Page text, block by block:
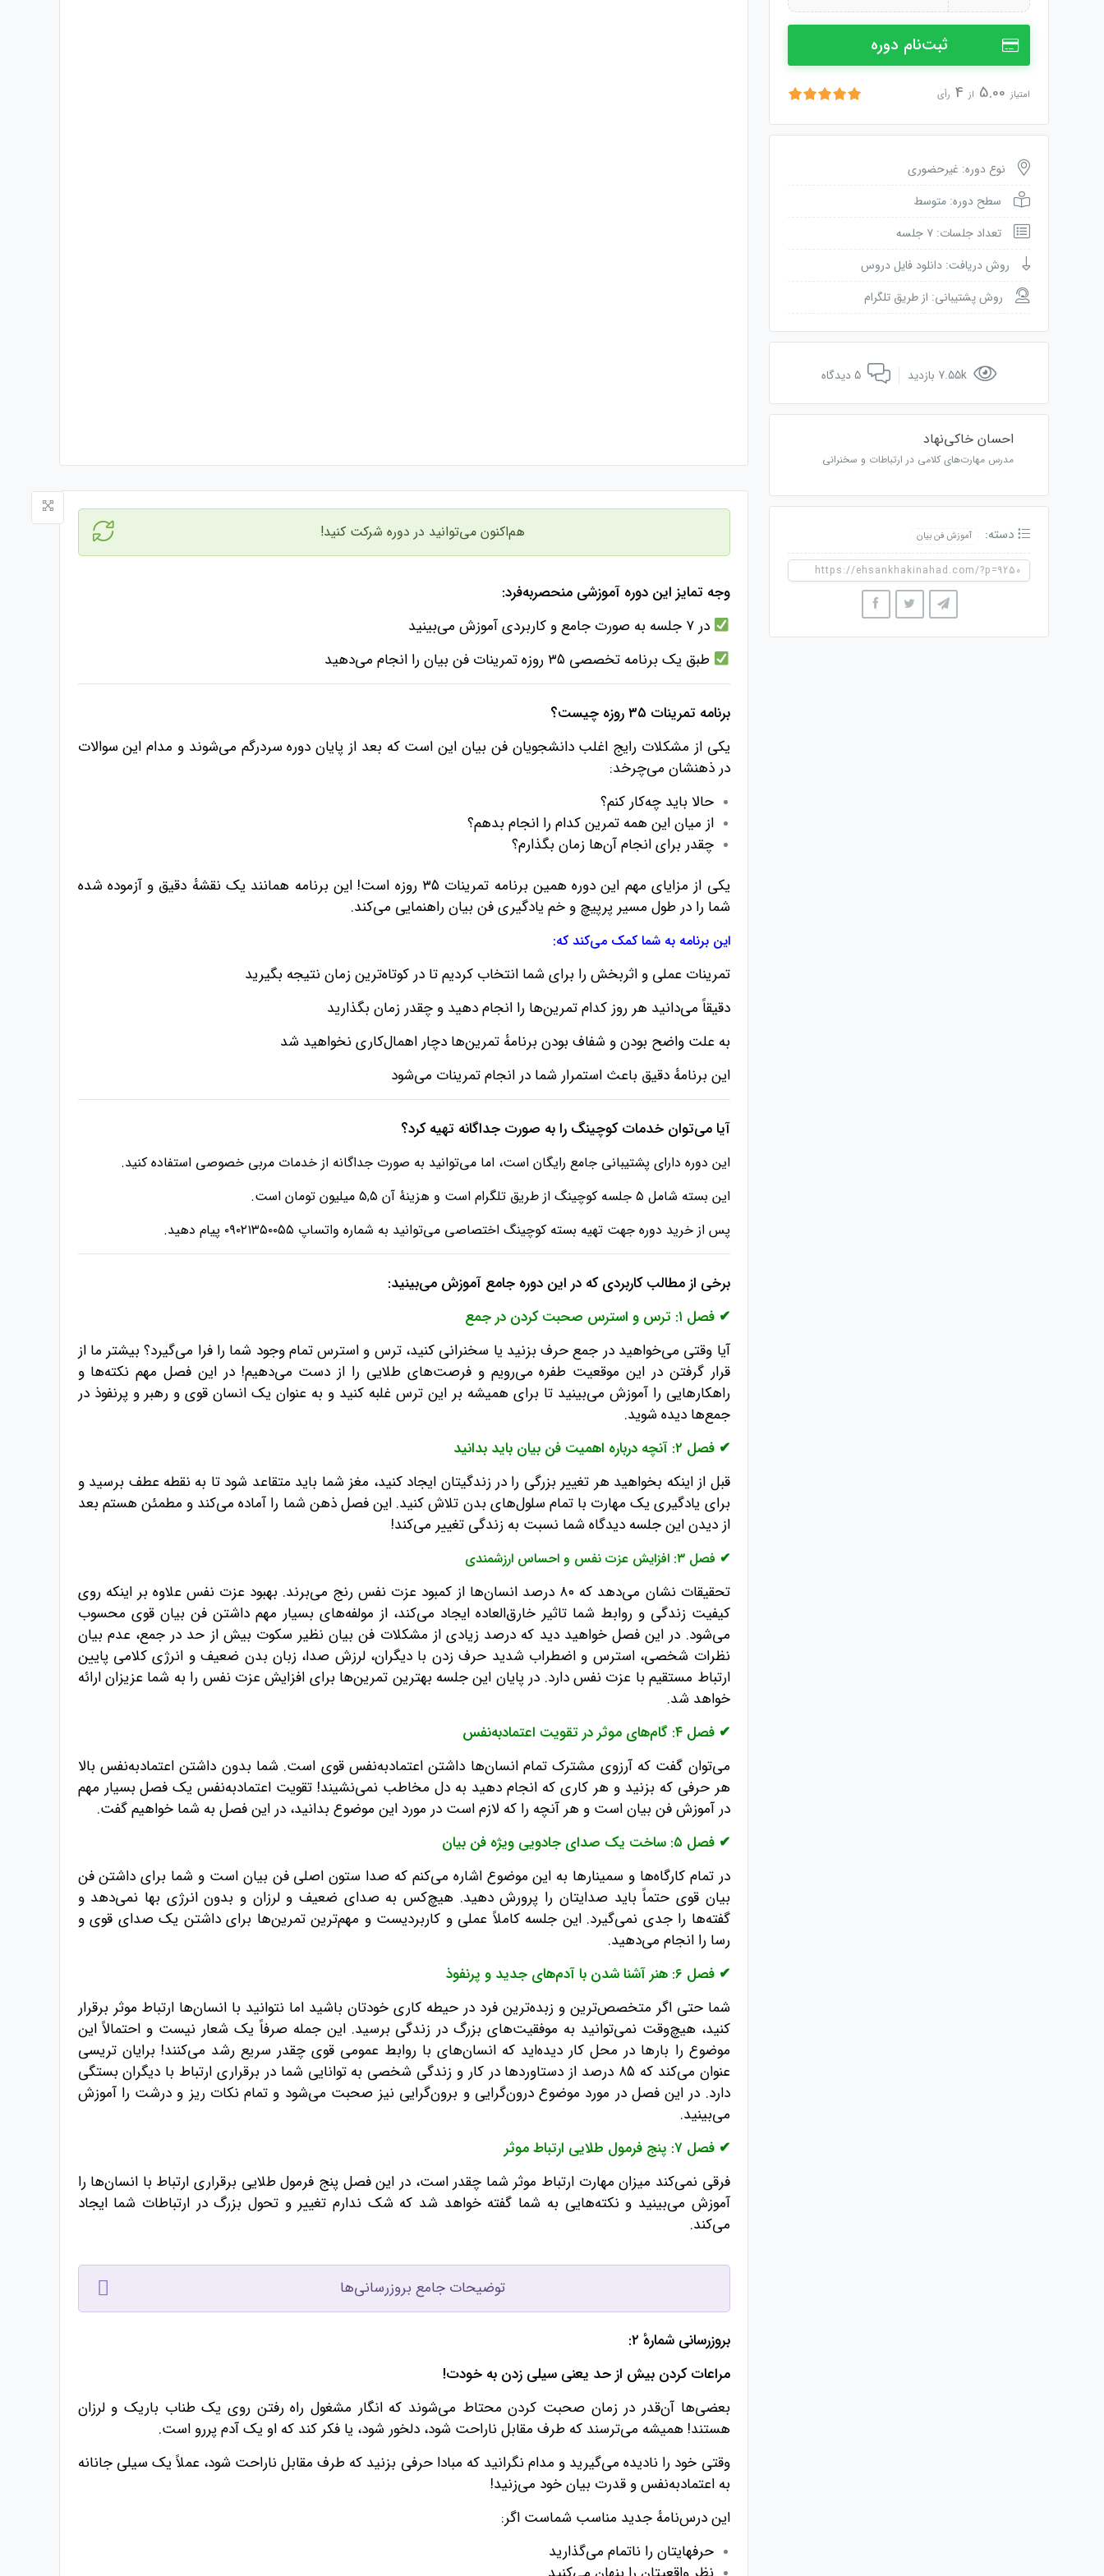
هم‌اکنون می‌توانید در دوره شرکت کنید!
وجه تمایز این دوره آموزشی منحصربه‌فرد:
در ۷ جلسه به صورت جامع و کاربردی آموزش می‌بینید
طبق یک برنامه تخصصی ۳۵ روزه تمرینات فن بیان را انجام می‌دهید
برنامه تمرینات ۳۵ روزه چیست؟
یکی از مشکلات رایج اغلب دانشجویان فن بیان این است که بعد از پایان دوره سردرگم می‌شوند و مدام این سوالات
در ذهنشان می‌چرخد:
حالا باید چه‌کار کنم؟
از میان این همه تمرین کدام را انجام بدهم؟
چقدر برای انجام آن‌ها زمان بگذارم؟
یکی از مزایای مهم این دوره همین برنامه تمرینات ۳۵ روزه است! این برنامه همانند یک نقشهٔ دقیق و آزموده شده
شما را در طول مسیر پرپیچ‌ و خم یادگیری فن بیان راهنمایی می‌کند.
این برنامه به شما کمک می‌کند که:
تمرینات عملی و اثربخش را برای شما انتخاب کردیم تا در کوتاه‌ترین زمان نتیجه بگیرید
دقیقاً می‌دانید هر روز کدام تمرین‌ها را انجام دهید و چقدر زمان بگذارید
به علت واضح بودن و شفاف بودن برنامهٔ تمرین‌ها دچار اهمال‌کاری نخواهید شد
این برنامهٔ دقیق باعث استمرار شما در انجام تمرینات می‌شود
آیا می‌‌توان خدمات کوچینگ را به صورت جداگانه تهیه کرد؟
این دوره دارای پشتیبانی جامع رایگان است، اما می‌توانید به صورت جداگانه از خدمات مربی خصوصی استفاده کنید.
این بسته شامل ۵ جلسه کوچینگ از طریق تلگرام است و هزینهٔ آن ۵,۵ میلیون تومان است.
پس از خرید دوره جهت تهیه بسته کوچینگ اختصاصی می‌توانید به شماره واتساپ ۰۹۰۲۱۳۵۰۰۵۵ پیام دهید.
برخی از مطالب کاربردی که در این دوره جامع آموزش می‌بینید:
✔ فصل ۱: ترس و استرس صحبت کردن در جمع
آیا وقتی می‌‌خواهید در جمع حرف بزنید یا سخنرانی کنید، ترس و استرس تمام وجود شما را فرا می‌گیرد؟ بیشتر ما از
قرار گرفتن در این موقعیت طفره می‌رویم و فرصت‌های طلایی را از دست می‌دهیم! در این فصل مهم نکته‌ها و
راهکارهایی را آموزش می‌بینید تا برای همیشه بر این ترس غلبه کنید و به عنوان یک انسان قوی و رهبر و پرنفوذ در
جمع‌ها دیده شوید.
✔ فصل ۲: آنچه درباره اهمیت فن بیان باید بدانید
قبل از اینکه بخواهید هر تغییر بزرگی را در زندگیتان ایجاد کنید، مغز شما باید متقاعد شود تا به نقطه عطف برسید و
برای یادگیری یک مهارت با تمام سلول‌های بدن تلاش کنید. این فصل ذهن شما را آماده می‌کند و مطمئن هستم بعد
از دیدن این جلسه دیدگاه شما نسبت به زندگی تغییر می‌کند!
✔ فصل ۳: افزایش عزت نفس و احساس ارزشمندی
تحقیقات نشان می‌دهد که ۸۰ درصد انسان‌ها از کمبود عزت نفس رنج می‌برند. بهبود عزت نفس علاوه بر اینکه روی
کیفیت زندگی و روابط شما تاثیر خارق‌العاده ایجاد می‌کند، از مولفه‌های بسیار مهم داشتن فن بیان قوی محسوب
می‌شود. در این فصل خواهید دید که درصد زیادی از مشکلات فن بیان نظیر سکوت بیش از حد در جمع، عدم بیان
نظرات شخصی، استرس و اضطراب شدید حرف زدن با دیگران، لرزش صدا، زبان بدن ضعیف و انرژی کلامی پایین
ارتباط مستقیم با عزت نفس دارد. در پایان این جلسه بهترین تمرین‌‌ها برای افزایش عزت نفس را به شما عزیزان ارائه
خواهد شد.
✔ فصل ۴: گام‌های موثر در تقویت اعتماد‌به‌نفس
می‌توان گفت که آرزوی مشترک تمام انسان‌ها داشتن اعتمادبه‌نفس قوی است. شما بدون داشتن اعتمادبه‌نفس بالا
هر حرفی که بزنید و هر کاری که انجام دهید به دل مخاطب نمی‌نشیند! تقویت اعتمادبه‌نفس یک فصل بسیار مهم
در آموزش فن بیان است و هر آنچه را که لازم است در مورد این موضوع بدانید، در این فصل به شما خواهیم گفت.
✔ فصل ۵: ساخت یک صدای جادویی ویژه فن بیان
در تمام کارگاه‌ها و سمینارها به این موضوع اشاره می‌کنم که صدا ستون اصلی فن بیان است و شما برای داشتن فن
بیان قوی حتماً باید صدایتان را پرورش دهید. هیچ‌کس به صدای ضعیف و لرزان و بدون انرژی بها نمی‌دهد و
گفته‌ها را جدی نمی‌گیرد. این جلسه کاملاً عملی و کاربردیست و مهم‌ترین تمرین‌ها برای داشتن یک صدای قوی و
رسا را انجام می‌دهید.
✔ فصل ۶: هنر آشنا شدن با آدم‌های جدید و پرنفوذ
شما حتی اگر متخصص‌ترین و زبده‌ترین فرد در حیطه کاری خودتان باشید اما نتوانید با انسان‌ها ارتباط موثر برقرار
کنید، هیچ‌وقت نمی‌توانید به موفقیت‌های بزرگ در زندگی برسید. این جمله صرفاً یک شعار نیست و احتمالاً این
موضوع را بارها در محل کار دیده‌اید که انسان‌های با روابط عمومی قوی چقدر سریع رشد می‌کنند! برایان تریسی
عنوان می‌کند که ۸۵ درصد از دستاوردها در کار و زندگی شخصی به توانایی شما در برقراری ارتباط با دیگران بستگی
دارد. در این فصل در مورد موضوع درون‌گرایی و برون‌گرایی نیز صحبت می‌شود و تمام نکات ریز و درشت را آموزش
می‌بینید.
✔ فصل ۷: پنج فرمول طلایی ارتباط موثر
فرقی نمی‌کند میزان مهارت ارتباط موثر شما چقدر است، در این فصل پنج فرمول طلایی برقراری ارتباط با انسان‌ها را
آموزش می‌بینید و نکته‌هایی به شما گفته خواهد شد که شک ندارم تغییر و تحول بزرگ در ارتباطات شما ایجاد
می‌کند.
توضیحات جامع بروزرسانی‌ها
بروزرسانی شمارهٔ ۲:
مراعات کردن بیش از حد یعنی سیلی زدن به خودت!
بعضی‌ها آن‌قدر در زمان صحبت کردن محتاط می‌شوند که انگار مشغول راه رفتن روی یک طناب باریک و لرزان
هستند! همیشه می‌ترسند که طرف مقابل ناراحت شود، دلخور شود، یا فکر کند که او یک آدم پررو است.
وقتی خود را نادیده می‌گیرید و مدام نگرانید که مبادا حرفی بزنید که طرف مقابل ناراحت شود، عملاً یک سیلی جانانه
به اعتمادبه‌نفس و قدرت بیان خود می‌زنید!
این درس‌نامهٔ جدید مناسب شماست اگر:
حرفهایتان را ناتمام می‌گذارید
ثبت‌نام دوره
امتیاز 5.00 از 4 رأی
نوع دوره: غیرحضوری
سطح دوره: متوسط
تعداد جلسات: ۷ جلسه
روش دریافت: دانلود فایل دروس
روش پشتیبانی: از طریق تلگرام
احسان خاکی‌نهاد
مدرس مهارت‌های کلامی در ارتباطات و سخنرانی
دسته: آموزش فن بیان